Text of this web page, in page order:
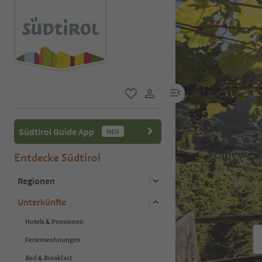
user link
menu link
Südtirol Guide App NEU
Entdecke Südtirol
Regionen
Unterkünfte
Hotels & Pensionen
Ferienwohnungen
Bed & Breakfast